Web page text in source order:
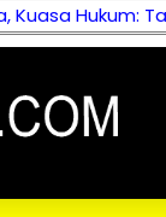
Kuasa Hukum: